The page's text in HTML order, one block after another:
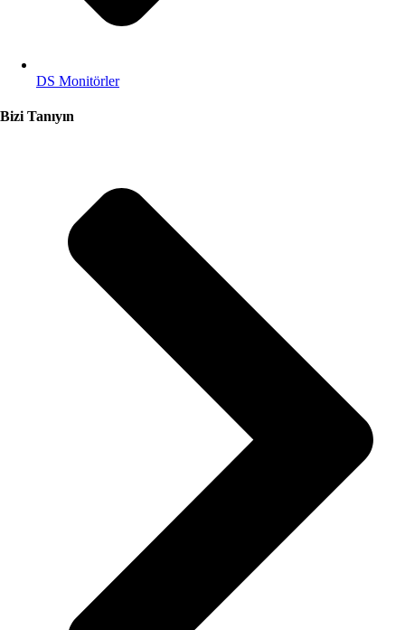
DS Monitörler
Bizi Tanıyın